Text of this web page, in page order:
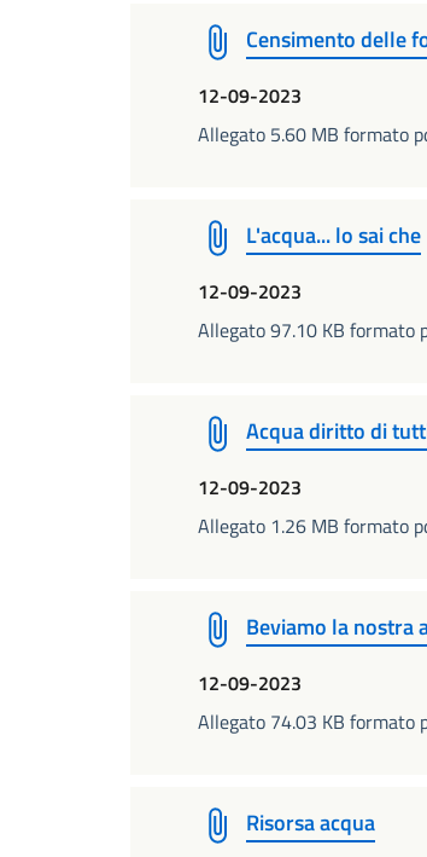
Censimento delle
12-09-2023
Allegato 5.60 MB formato
L'acqua... lo sai che
12-09-2023
Allegato 97.10 KB formato
Acqua diritto di
12-09-2023
Allegato 1.26 MB formato
Beviamo la nostra
12-09-2023
Allegato 74.03 KB formato
Risorsa acqua